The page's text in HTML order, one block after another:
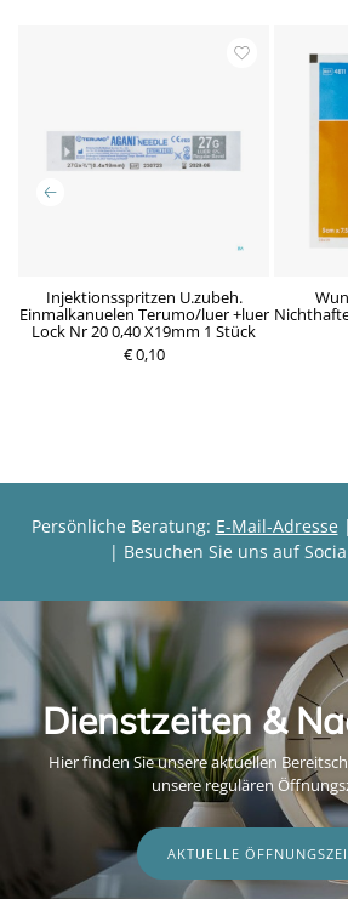
Injektionsspritzen U.zubeh.
Einmalkanuelen Terumo/luer +luer
Lock Nr 20 0,40 X19mm 1 Stück
€ 0,10
Persönliche Beratung: E-Mail-Adresse |
| Besuchen Sie uns auf
Dienstzeiten &
Hier finden Sie unsere aktuellen
unsere regulären
AKTUELLE